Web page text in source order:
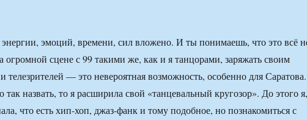
эмоций, времени, сил вложено. И ты понимаешь, что это всё
огромной сцене с 99 такими же, как и я танцорами, заряжать своим
телезрителей — это невероятная возможность, особенно для Саратова.
назвать, то я расширила свой «танцевальный кругозор». До этого я,
что есть хип-хоп, джаз-фанк и тому подобное, но познакомиться с